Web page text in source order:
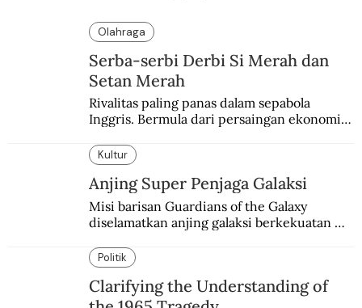
Olahraga
Serba-serbi Derbi Si Merah dan
Setan Merah
Rivalitas paling panas dalam sepabola
Inggris. Bermula dari persaingan ekonomi
Kultur
Anjing Super Penjaga Galaksi
Misi barisan Guardians of the Galaxy
diselamatkan anjing galaksi berkekuatan
si martir antariksa Soviet.
Politik
Clarifying the Understanding of